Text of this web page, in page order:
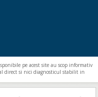
pe acest site au scop informativ
direct si nici diagnosticul stabilit in